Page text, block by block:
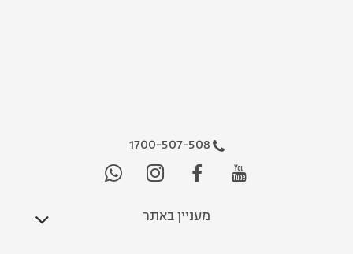
1700-507-508
מעניין באתר